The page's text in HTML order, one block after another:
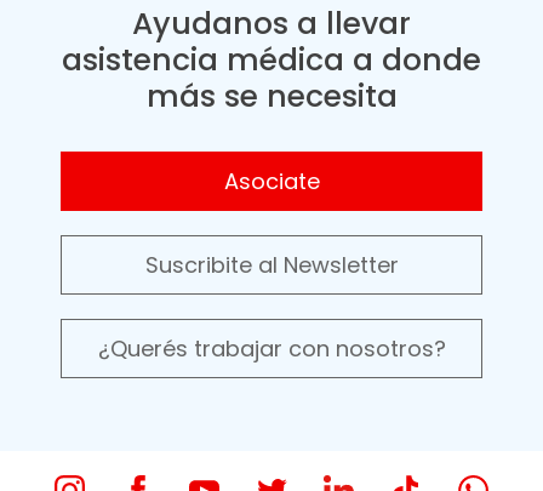
Ayudanos a llevar
asistencia médica a donde
más se necesita
Asociate
Suscribite al Newsletter
¿Querés trabajar con nosotros?